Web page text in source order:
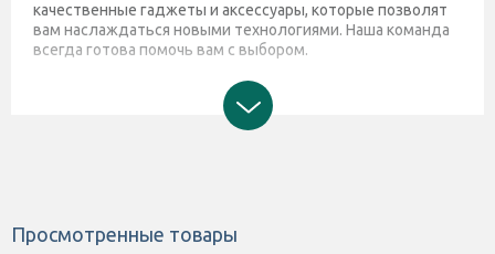
качественные гаджеты и аксессуары, которые позволят
вам наслаждаться новыми технологиями. Наша команда
всегда готова помочь вам с выбором.
Просмотренные товары